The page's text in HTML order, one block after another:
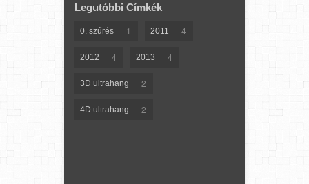
Legutóbbi Címkék
0. szűrés 1 2011 4
2012 4 2013 4
3D ultrahang 2
4D ultrahang 2